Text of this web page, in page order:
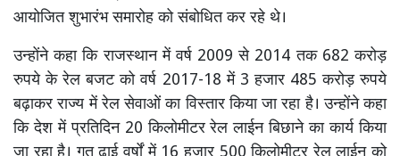
आयोजित शुभारंभ समारोह को संबोधित कर रहे थे।
उन्होंने कहा कि राजस्थान में वर्ष 2009 से 2014 तक 682 करोड़
रुपये के रेल बजट को वर्ष 2017-18 में 3 हजार 485 करोड़ रुपये
बढ़ाकर राज्य में रेल सेवाओं का विस्तार किया जा रहा है। उन्होंने कहा
कि देश में प्रतिदिन 20 किलोमीटर रेल लाईन बिछाने का कार्य किया